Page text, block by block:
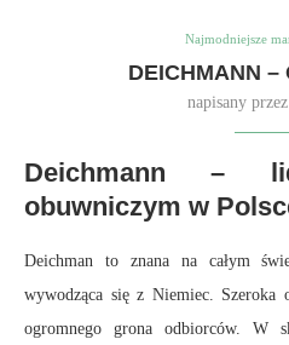
Najmodniejsze
DEICHMANN –
napisany przez
Deichmann –
obuwniczym w
Deichman to znana na całym
wywodząca się z Niemiec. Szeroka
ogromnego grona odbiorców. W